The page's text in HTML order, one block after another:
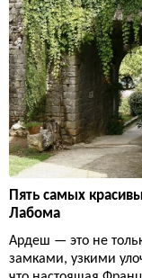
Пять самых
Лабома
Ардеш — это не
замками, узкими